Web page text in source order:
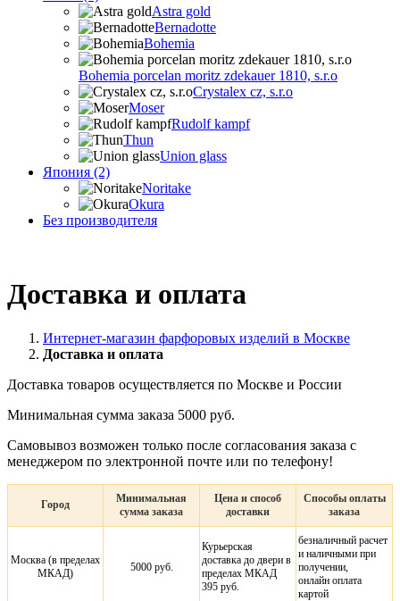
Astra gold
Bernadotte
Bohemia
Bohemia porcelan moritz zdekauer 1810, s.r.o
Crystalex cz, s.r.o
Moser
Rudolf kampf
Thun
Union glass
Япония (2)
Noritake
Okura
Без производителя
Доставка и оплата
Интернет-магазин фарфоровых изделий в Москве
Доставка и оплата
Доставка товаров осуществляется по Москве и России
Минимальная сумма заказа 5000 руб.
Самовывоз возможен только после согласования заказа с
менеджером по электронной почте или по телефону!
Город
Минимальная
сумма заказа
Цена и способ
доставки
Способы оплаты
заказа
Москва (в пределах
МКАД)
5000 руб.
Курьерская
доставка до двери в
пределах МКАД
395 руб.
безналичный расчет
и наличными при
получении,
онлайн оплата
картой